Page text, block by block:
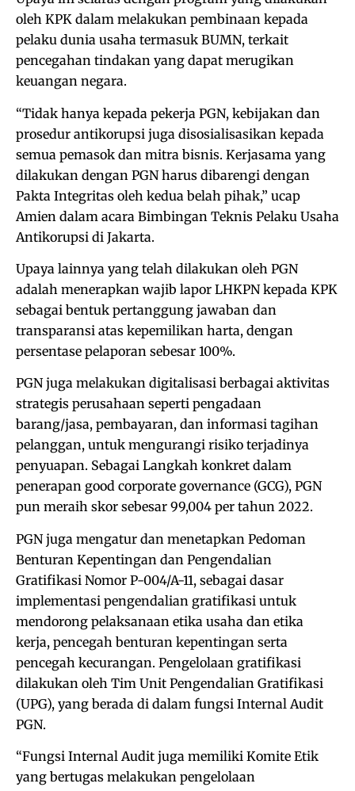
oleh KPK dalam melakukan pembinaan kepada
pelaku dunia usaha termasuk BUMN, terkait
pencegahan tindakan yang dapat merugikan
keuangan negara.
“Tidak hanya kepada pekerja PGN, kebijakan dan
prosedur antikorupsi juga disosialisasikan kepada
semua pemasok dan mitra bisnis. Kerjasama yang
dilakukan dengan PGN harus dibarengi dengan
Pakta Integritas oleh kedua belah pihak,” ucap
Amien dalam acara Bimbingan Teknis Pelaku Usaha
Antikorupsi di Jakarta.
Upaya lainnya yang telah dilakukan oleh PGN
adalah menerapkan wajib lapor LHKPN kepada KPK
sebagai bentuk pertanggung jawaban dan
transparansi atas kepemilikan harta, dengan
persentase pelaporan sebesar 100%.
PGN juga melakukan digitalisasi berbagai aktivitas
strategis perusahaan seperti pengadaan
barang/jasa, pembayaran, dan informasi tagihan
pelanggan, untuk mengurangi risiko terjadinya
penyuapan. Sebagai Langkah konkret dalam
penerapan good corporate governance (GCG), PGN
pun meraih skor sebesar 99,004 per tahun 2022.
PGN juga mengatur dan menetapkan Pedoman
Benturan Kepentingan dan Pengendalian
Gratifikasi Nomor P-004/A-11, sebagai dasar
implementasi pengendalian gratifikasi untuk
mendorong pelaksanaan etika usaha dan etika
kerja, pencegah benturan kepentingan serta
pencegah kecurangan. Pengelolaan gratifikasi
dilakukan oleh Tim Unit Pengendalian Gratifikasi
(UPG), yang berada di dalam fungsi Internal Audit
PGN.
“Fungsi Internal Audit juga memiliki Komite Etik
yang bertugas melakukan pengelolaan